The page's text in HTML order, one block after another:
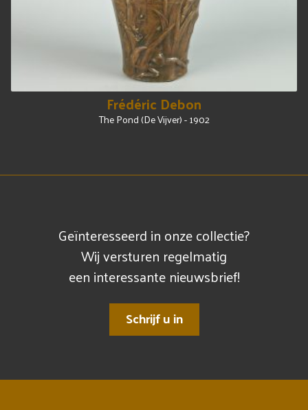
Frédéric Debon
The Pond (De Vijver) - 1902
Geïnteresseerd in onze collectie?
Wij versturen regelmatig
een interessante nieuwsbrief!
Schrijf u in